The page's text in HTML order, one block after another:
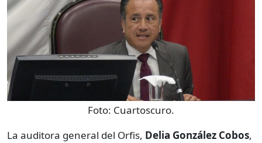
Foto: Cuartoscuro.
La auditora general del Orfis, Delia González Cobos,